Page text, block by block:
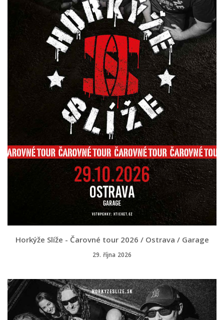
Horkýže Slíže - Čarovné tour 2026 / Ostrava / Garage
29. října 2026